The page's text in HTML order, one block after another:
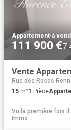
Appartement·à
111 900 €7
Vente
Rue des Roses
15 m²1 Pièce
Vu la première fois il
Immo